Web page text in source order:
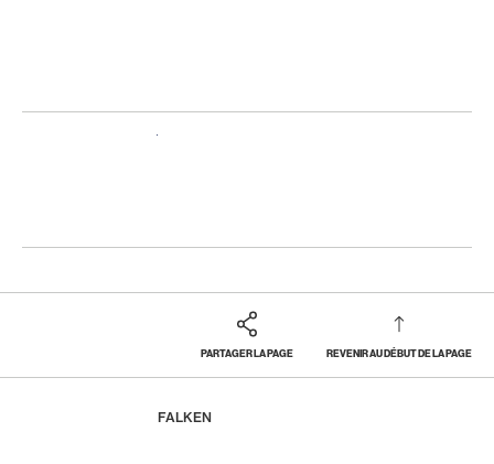
PARTAGER LA PAGE REVENIR AU DÉBUT DE LA PAGE
Footer
FALKEN